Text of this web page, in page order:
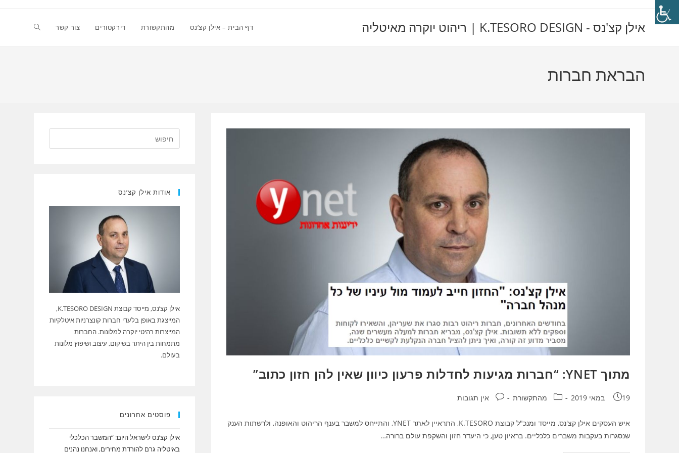
אילן קצ'נס - K.TESORO DESIGN | ריהוט יוקרה מאיטליה דף הבית – אילן קצ’נס מהתקשורת דירקטורים צור קשר Toggle
הבראת חברות
מתוך YNET: “חברות מגיעות לחדלות פרעון כיוון שאין להן חזון כתוב”
פורסם:
19 במאי 2019 קטגוריה:מהתקשורת תגובות:אין תגובות
איש העסקים אילן קצ'נס, מייסד ומנכ"ל קבוצת K.TESORO, התראיין לאתר YNET, והתייחס למשבר בענף הריהוט והאופנה, ולרשתות הענק
שנסגרות בעקבות משברים כלכליים. בראיון טען, כי היעדר חזון והשקפת עולם ברורה…
אודות אילן קצ’נס
אילן קצ’נס, מייסד קבוצת K.TESORO DESIGN,
המייצגת באופן בלעדי חברות קונצרניות איטלקיות
המייצרות רהיטי יוקרה למלונות. החברות
מתמחות בין היתר בשיקום, עיצוב ושיפוץ מלונות
בעולם.
פוסטים אחרונים
אילן קצ’נס לישראל היום: “המשבר הכלכלי
באיטליה גרם להורדת מחירים, ואנחנו נהנים